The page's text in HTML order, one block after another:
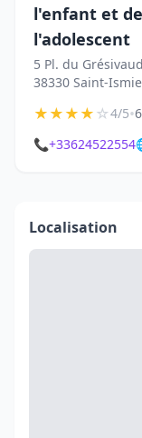
l'enfant et de
l'adolescent
5 Pl. du
38330 Saint-
★★★★☆4/5•
📞+33624522554
Localisation